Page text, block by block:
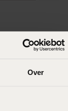
Over